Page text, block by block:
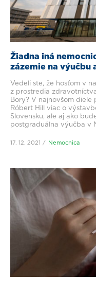
Žiadna iná
zázemie na výučbu
Vedeli ste, že hosťom v
z prostredia
Bory? V najnovšom diele
Róbert Hill viac o
Slovensku, ale aj ako
postgraduálna výučba v
17. 12. 2021 Nemocnica